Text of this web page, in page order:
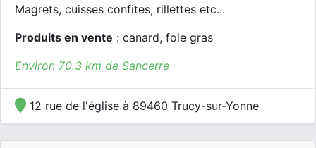
Magrets, cuisses confites, rillettes etc...
Produits en vente : canard, foie gras
Environ 70.3 km de Sancerre
12 rue de l'église à 89460 Trucy-sur-Yonne